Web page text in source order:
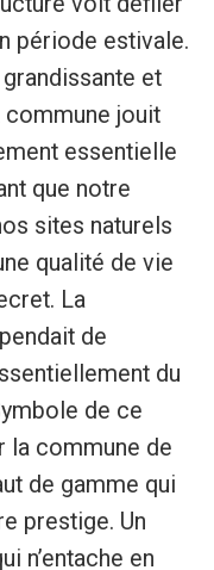
période estivale.
et
commune jouit
essentielle
que notre
sites naturels
qualité de vie
La
de
du
de ce
la commune de
de gamme qui
prestige. Un
n’entache en